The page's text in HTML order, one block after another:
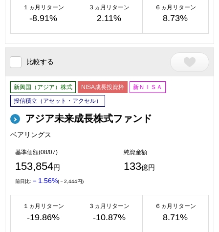
１ヵ月リターン
-8.91%
３ヵ月リターン
2.11%
６ヵ月リターン
8.73%
比較する
新興国（アジア）株式 NISA成長投資枠
新ＮＩＳＡ
投信積立（アセット・アクセル）
アジア未来成長株式ファンド
ベアリングス
基準価額(08/07)
153,854円
純資産額
133億円
前日比: －1.56%(－2,444円)
１ヵ月リターン
-19.86%
３ヵ月リターン
-10.87%
６ヵ月リターン
8.71%